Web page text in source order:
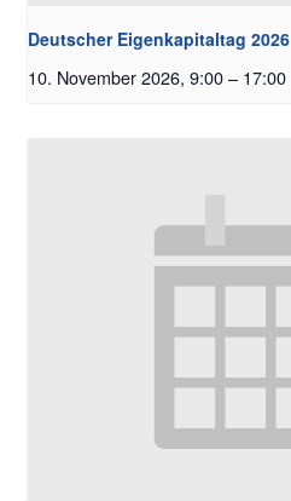
Deutscher Eigenkapitaltag 2026
10. November 2026, 9:00 – 17:00